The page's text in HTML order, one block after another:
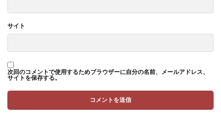
サイト
次回のコメントで使用するためブラウザーに自分の名前、メールアドレス、
サイトを保存する。